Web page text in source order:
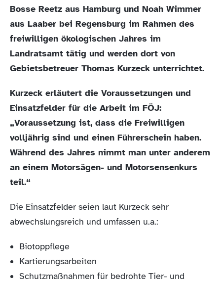
Bosse Reetz aus Hamburg und Noah Wimmer
aus Laaber bei Regensburg im Rahmen des
freiwilligen ökologischen Jahres im
Landratsamt tätig und werden dort von
Gebietsbetreuer Thomas Kurzeck unterrichtet.
Kurzeck erläutert die Voraussetzungen und
Einsatzfelder für die Arbeit im FÖJ:
„Voraussetzung ist, dass die Freiwilligen
volljährig sind und einen Führerschein haben.
Während des Jahres nimmt man unter anderem
an einem Motorsägen- und Motorsensenkurs
teil.“
Die Einsatzfelder seien laut Kurzeck sehr
abwechslungsreich und umfassen u.a.:
Biotoppflege
Kartierungsarbeiten
Schutzmaßnahmen für bedrohte Tier- und